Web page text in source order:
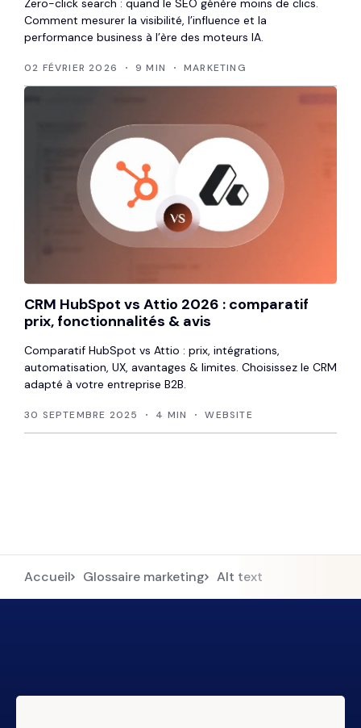
Zero-click search : quand le SEO génère moins de clics.
Comment mesurer la visibilité, l’influence et la
performance business à l’ère des moteurs IA.
02 FÉVRIER 2026 9 MIN MARKETING
CRM HubSpot vs Attio 2026 : comparatif
prix, fonctionnalités & avis
Comparatif HubSpot vs Attio : prix, intégrations,
automatisation, UX, avantages & limites. Choisissez le CRM
adapté à votre entreprise B2B.
30 SEPTEMBRE 2025 4 MIN WEBSITE
Accueil Glossaire marketing Alt text